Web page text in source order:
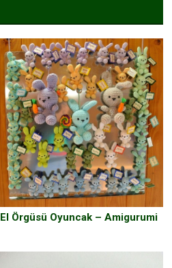
El Örgüsü Oyuncak – Amigurumi